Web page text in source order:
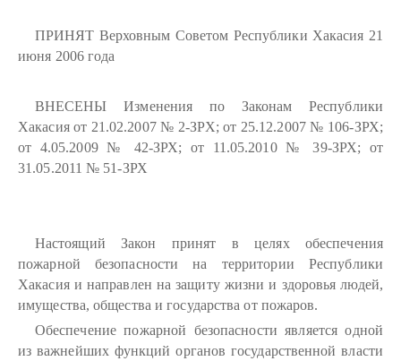
ПРИНЯТ Верховным Советом Республики Хакасия 21
июня 2006 года
ВНЕСЕНЫ Изменения по Законам Республики
Хакасия от 21.02.2007 № 2-ЗРХ; от 25.12.2007 № 106-ЗРХ;
от 4.05.2009 № 42-ЗРХ; от 11.05.2010 № 39-ЗРХ; от
31.05.2011 № 51-ЗРХ
Настоящий Закон принят в целях обеспечения
пожарной безопасности на территории Республики
Хакасия и направлен на защиту жизни и здоровья людей,
имущества, общества и государства от пожаров.
Обеспечение пожарной безопасности является одной
из важнейших функций органов государственной власти